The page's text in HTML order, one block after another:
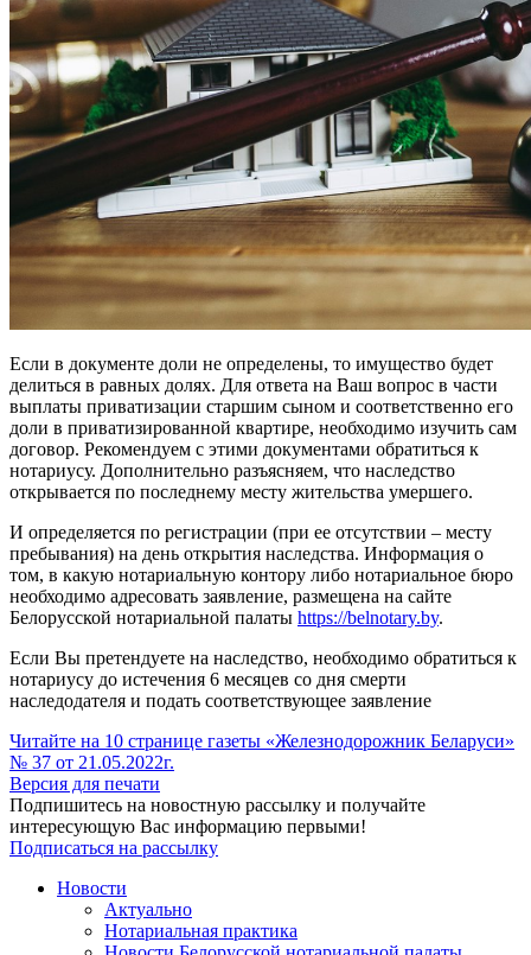
Если в документе доли не определены, то имущество будет
делиться в равных долях. Для ответа на Ваш вопрос в части
выплаты приватизации старшим сыном и соответственно его
доли в приватизированной квартире, необходимо изучить сам
договор. Рекомендуем с этими документами обратиться к
нотариусу. Дополнительно разъясняем, что наследство
открывается по последнему месту жительства умершего.
И определяется по регистрации (при ее отсутствии – месту
пребывания) на день открытия наследства. Информация о
том, в какую нотариальную контору либо нотариальное бюро
необходимо адресовать заявление, размещена на сайте
Белорусской нотариальной палаты https://belnotary.by.
Если Вы претендуете на наследство, необходимо обратиться к
нотариусу до истечения 6 месяцев со дня смерти
наследодателя и подать соответствующее заявление
Читайте на 10 странице газеты «Железнодорожник Беларуси»
№ 37 от 21.05.2022г.
Версия для печати
Подпишитесь на новостную рассылку и получайте
интересующую Вас информацию первыми!
Подписаться на рассылку
Новости
Актуально
Нотариальная практика